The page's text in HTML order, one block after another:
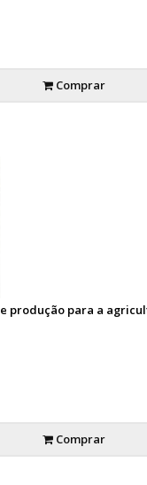
Comprar
produção para a
Comprar